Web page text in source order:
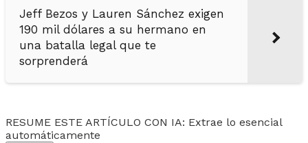
Jeff Bezos y Lauren Sánchez exigen
190 mil dólares a su hermano en
una batalla legal que te
sorprenderá
RESUME ESTE ARTÍCULO CON IA: Extrae lo esencial
automáticamente